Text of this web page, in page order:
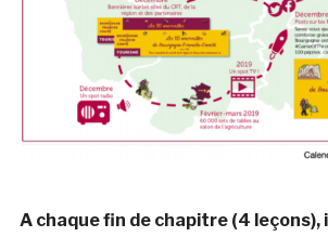
A chaque fin de chapitre (4 leçons),